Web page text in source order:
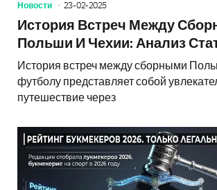
Новости 23-02-2025
История Встреч Между
Польши И Чехии: Анализ
История встреч между сборными
футболу представляет собой
путешествие через